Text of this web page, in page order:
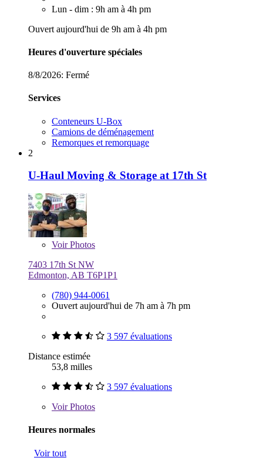
Lun - dim : 9h am à 4h pm
Ouvert aujourd'hui de 9h am à 4h pm
Heures d'ouverture spéciales
8/8/2026: Fermé
Services
Conteneurs U-Box
Camions de déménagement
Remorques et remorquage
2
U-Haul Moving & Storage at 17th St
VoirPhotos
7403 17th St NW
Edmonton, AB T6P1P1
(780) 944-0061
Ouvert aujourd'hui de 7h am à 7h pm
3 597 évaluations
Distance estimée
53,8 milles
3 597 évaluations
VoirPhotos
Heures normales
Voir tout